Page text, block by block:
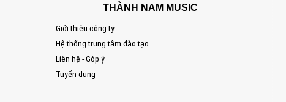
THÀNH NAM MUSIC
Giới thiệu công ty
Hệ thống trung tâm đào tạo
Liên hệ - Góp ý
Tuyển dụng